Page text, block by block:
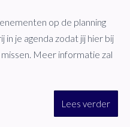
op de planning
in je agenda zodat jij hier bij
Meer informatie zal
Lees verder